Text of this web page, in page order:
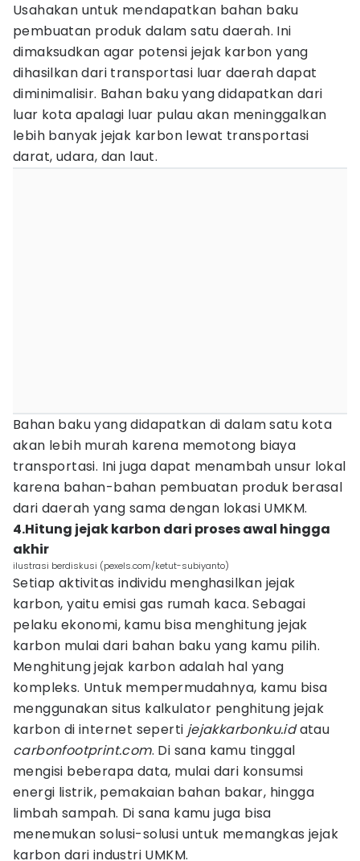
Usahakan untuk mendapatkan bahan baku
pembuatan produk dalam satu daerah. Ini
dimaksudkan agar potensi jejak karbon yang
dihasilkan dari transportasi luar daerah dapat
diminimalisir. Bahan baku yang didapatkan dari
luar kota apalagi luar pulau akan meninggalkan
lebih banyak jejak karbon lewat transportasi
darat, udara, dan laut.
Bahan baku yang didapatkan di dalam satu kota
akan lebih murah karena memotong biaya
transportasi. Ini juga dapat menambah unsur lokal
karena bahan-bahan pembuatan produk berasal
dari daerah yang sama dengan lokasi UMKM.
4.Hitung jejak karbon dari proses awal hingga
akhir
ilustrasi berdiskusi (pexels.com/ketut-subiyanto)
Setiap aktivitas individu menghasilkan jejak
karbon, yaitu emisi gas rumah kaca. Sebagai
pelaku ekonomi, kamu bisa menghitung jejak
karbon mulai dari bahan baku yang kamu pilih.
Menghitung jejak karbon adalah hal yang
kompleks. Untuk mempermudahnya, kamu bisa
menggunakan situs kalkulator penghitung jejak
karbon di internet seperti jejakkarbonku.idatau
carbonfootprint.com. Di sana kamu tinggal
mengisi beberapa data, mulai dari konsumsi
energi listrik, pemakaian bahan bakar, hingga
limbah sampah. Di sana kamu juga bisa
menemukan solusi-solusi untuk memangkas jejak
karbon dari industri UMKM.